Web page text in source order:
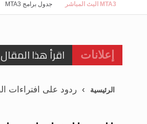
MTA3 البث المباشر جدول برامج MTA3
إعلانات
اقرأ هذا
اقرأ هذا
الحجّ.. دلالات،
الرئيسية ردود على افتراءات